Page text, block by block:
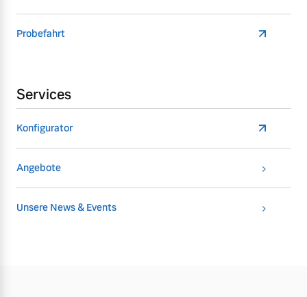
Probefahrt
Services
Konfigurator
Angebote
Unsere News & Events